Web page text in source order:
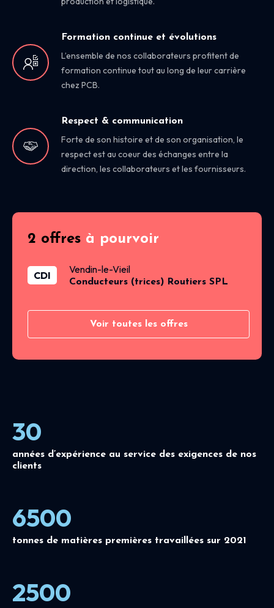
Formation continue et évolutions
L’ensemble de nos collaborateurs profitent de
formation continue tout au long de leur carrière
chez PCB.
Respect & communication
Forte de son histoire et de son organisation, le
respect est au coeur des échanges entre la
direction, les collaborateurs et les fournisseurs.
2 offres à pourvoir
CDI Vendin-le-Vieil
Conducteurs (trices) Routiers SPL
Voir toutes les offres
30
années d’expérience au service des exigences de nos
clients
6500
tonnes de matières premières travaillées sur 2021
2500